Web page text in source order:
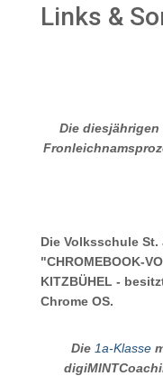
Links &
Die
Die Volksschule St.
"CHROMEBOOK-
KITZBÜHEL -
Chrome OS.
Die 1a-Klasse